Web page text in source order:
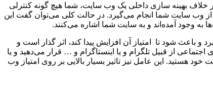
بهینه سازی داخلی یک وب سایت، شما هیچ گونه کنترلی
وب سایت شما انجام می‌گیرد. در حالت کلی می‌توان گفت این
به وجود آمده‌اند و به سایت شما اشاره می‌کنند.
باعث شود تا امتیاز آن افزایش پیدا کند، اثر گذار است و
از قبیل تلگرام و یا اینستاگرام و … قرار می‌دهید و یا
هستید. این عامل نیز تاثیر بسیار بالایی بر روی امتیاز وب